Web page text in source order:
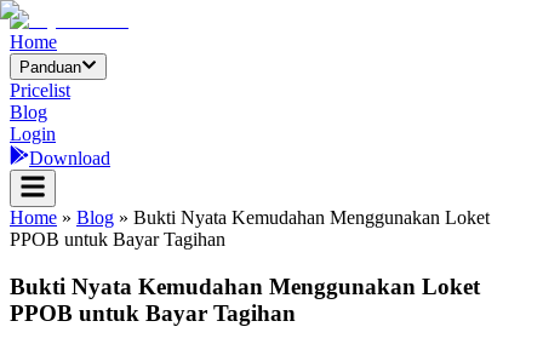
Home
Panduan
Pricelist
Blog
Login
Download
Home » Blog » Bukti Nyata Kemudahan Menggunakan Loket
PPOB untuk Bayar Tagihan
Bukti Nyata Kemudahan Menggunakan Loket
PPOB untuk Bayar Tagihan